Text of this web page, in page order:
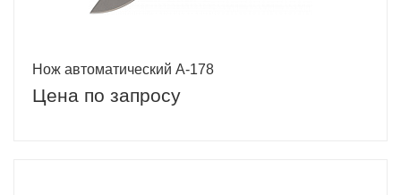
Нож автоматический A-178
Цена по запросу